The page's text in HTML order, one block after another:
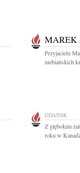
MAREK
Przyjacielu
niebiańskich
GDAŃSK
Z głębokim
roku w